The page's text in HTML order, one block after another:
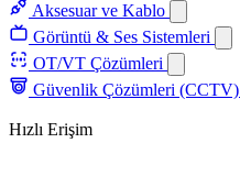
Aksesuar ve Kablo
Görüntü & Ses Sistemleri
OT/VT Çözümleri
Güvenlik Çözümleri (CCTV)
Hızlı Erişim